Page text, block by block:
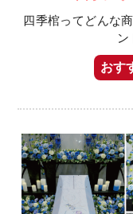
四季棺ってどんな
ン
おす